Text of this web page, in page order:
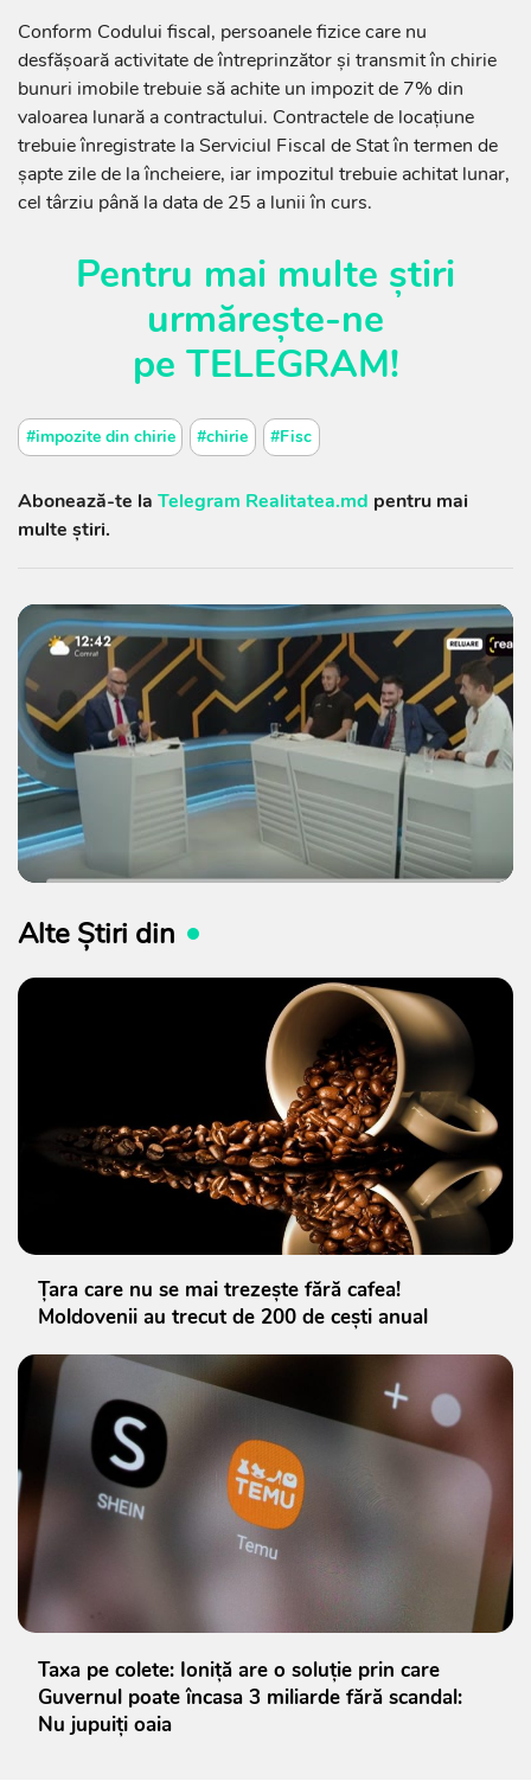
Conform Codului fiscal, persoanele fizice care nu
desfășoară activitate de întreprinzător și transmit în chirie
bunuri imobile trebuie să achite un impozit de 7% din
valoarea lunară a contractului. Contractele de locațiune
trebuie înregistrate la Serviciul Fiscal de Stat în termen de
șapte zile de la încheiere, iar impozitul trebuie achitat lunar,
cel târziu până la data de 25 a lunii în curs.
Pentru mai multe știri
urmărește-ne
pe TELEGRAM!
#impozite din chirie #chirie #Fisc
Abonează-te la Telegram Realitatea.md pentru mai
multe știri.
Alte Știri din
Țara care nu se mai trezește fără cafea!
Moldovenii au trecut de 200 de cești anual
Taxa pe colete: Ioniță are o soluție prin care
Guvernul poate încasa 3 miliarde fără scandal:
Nu jupuiți oaia